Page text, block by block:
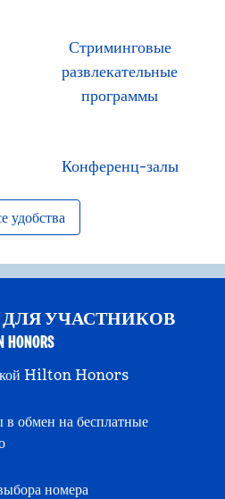
Стриминговые
развлекательные
программы
Конференц-залы
удобства
УЧАСТНИКОВ
Hilton Honors
обмен на бесплатные
номера